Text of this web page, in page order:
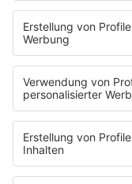
PROGRAMM
Sendeplan
DJs
Playlist
MUSIC
Streams
Album der Woche